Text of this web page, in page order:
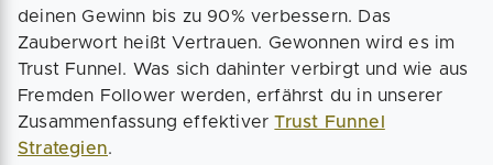
deinen Gewinn bis zu 90% verbessern. Das
Zauberwort heißt Vertrauen. Gewonnen wird es im
Trust Funnel. Was sich dahinter verbirgt und wie aus
Fremden Follower werden, erfährst du in unserer
Zusammenfassung effektiverTrust Funnel
Strategien.